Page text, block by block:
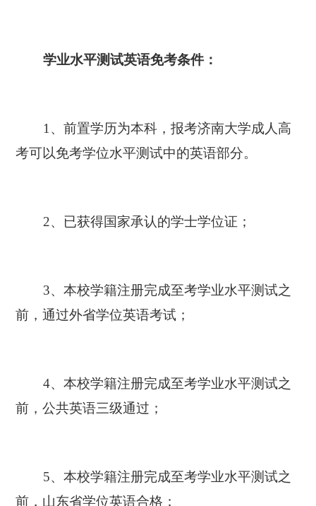
学业水平测试英语免考条件：
1、前置学历为本科，报考济南大学成人高
考可以免考学位水平测试中的英语部分。
2、已获得国家承认的学士学位证；
3、本校学籍注册完成至考学业水平测试之
前，通过外省学位英语考试；
4、本校学籍注册完成至考学业水平测试之
前，公共英语三级通过；
5、本校学籍注册完成至考学业水平测试之
前，山东省学位英语合格；